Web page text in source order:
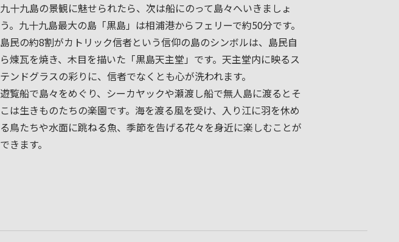
九十九島の景観に魅せられたら、次は船にのって島々へいきましょ
う。九十九島最大の島「黒島」は相浦港からフェリーで約50分です。
島民の約8割がカトリック信者という信仰の島のシンボルは、島民自
ら煉瓦を焼き、木目を描いた「黒島天主堂」です。天主堂内に映るス
テンドグラスの彩りに、信者でなくとも心が洗われます。
遊覧船で島々をめぐり、シーカヤックや瀬渡し船で無人島に渡るとそ
こは生きものたちの楽園です。海を渡る風を受け、入り江に羽を休め
る鳥たちや水面に跳ねる魚、季節を告げる花々を身近に楽しむことが
できます。